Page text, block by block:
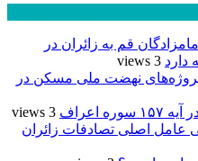
قم به زائران در
3 views
پروژه‌های نهضت ملی مسکن در
3 views
عامل اصلی تصادفات زائران